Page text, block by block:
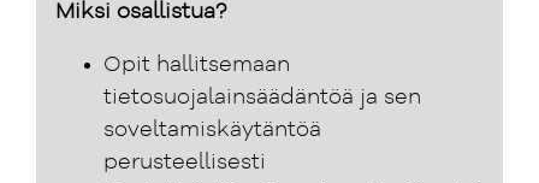
Miksi osallistua?
Opit hallitsemaan
tietosuojalainsäädäntöä ja sen
soveltamiskäytäntöä
perusteellisesti